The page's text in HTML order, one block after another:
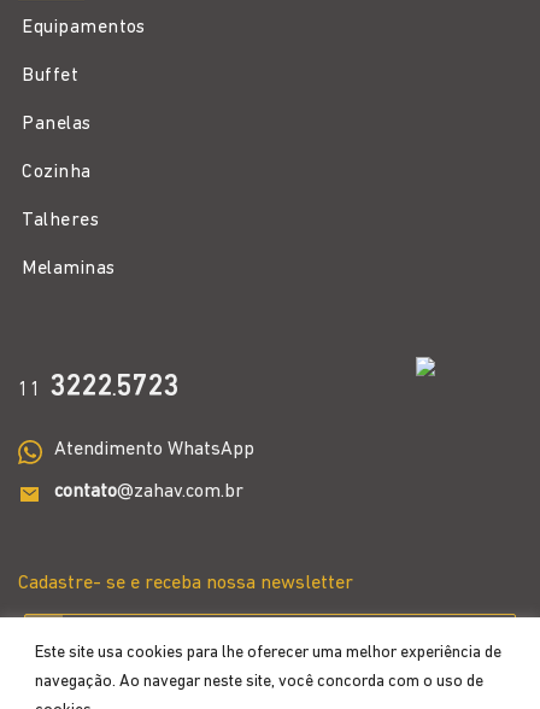
Este site usa cookies para lhe oferecer uma melhor experiência de
navegação. Ao navegar neste site, você concorda com o uso de
Equipamentos
Buffet
Panelas
Cozinha
Talheres
Melaminas
11 3222.5723
Atendimento WhatsApp
contato@zahav.com.br
Cadastre- se e receba nossa newsletter